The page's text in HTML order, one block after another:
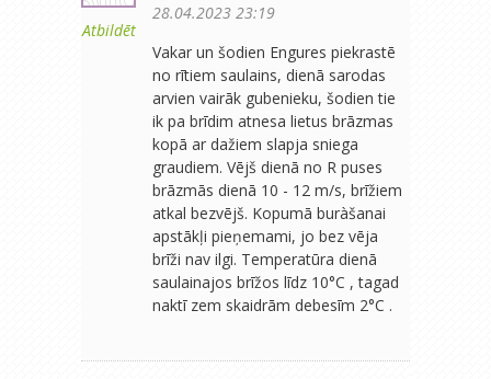
Atbildēt
28.04.2023 23:19
Vakar un šodien Engures piekrastē
no rītiem saulains, dienā sarodas
arvien vairāk gubenieku, šodien tie
ik pa brīdim atnesa lietus brāzmas
kopā ar dažiem slapja sniega
graudiem. Vējš dienā no R puses
brāzmās dienā 10 - 12 m/s, brīžiem
atkal bezvējš. Kopumā buràšanai
apstākļi pieņemami, jo bez vēja
brīži nav ilgi. Temperatūra dienā
saulainajos brīžos līdz 10°C , tagad
naktī zem skaidrām debesīm 2°C .